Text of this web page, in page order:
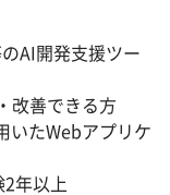
AI開発支援ツー
改善できる方
いたWebアプリケ
2年以上